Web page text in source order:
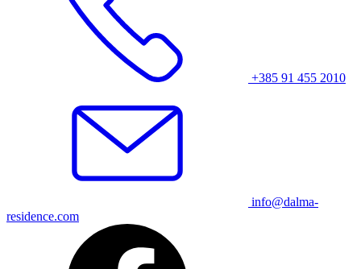
+385 91 455 2010
info@dalma-
residence.com